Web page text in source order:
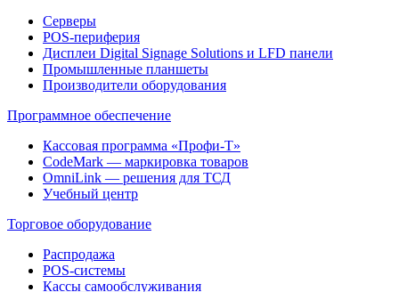
Серверы
POS-периферия
Дисплеи Digital Signage Solutions и LFD панели
Промышленные планшеты
Производители оборудования
Программное обеспечение
Кассовая программа «Профи-Т»
CodeMark — маркировка товаров
OmniLink — решения для ТСД
Учебный центр
Торговое оборудование
Распродажа
POS-системы
Кассы самообслуживания